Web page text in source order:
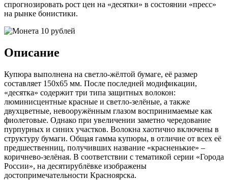
спрогнозировать рост цен на «десятки» в состоянии «пресс»
на рынке бонистики.
Описание
Купюра выполнена на светло-жёлтой бумаге, её размер
составляет 150х65 мм. После последней модификации,
«десятка» содержит три типа защитных волокон:
люминисцентные красные и светло-зелёные, а также
двухцветные, невооружённым глазом воспринимаемые как
фиолетовые. Однако при увеличении заметно чередование
пурпурных и синих участков. Волокна хаотично включены в
структуру бумаги. Общая гамма купюры, в отличие от всех её
предшественниц, получивших название «красненькие» –
коричнево-зелёная. В соответствии с тематикой серии «Города
России», на десятирублёвке изображены
достопримечательности Красноярска.